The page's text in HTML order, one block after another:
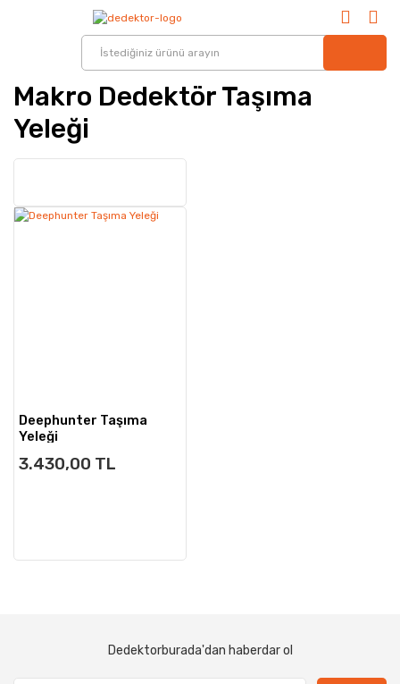
Makro Dedektör Taşıma
Yeleği
Deephunter Taşıma
Yeleği
3.430,00 TL
Dedektorburada'dan haberdar ol